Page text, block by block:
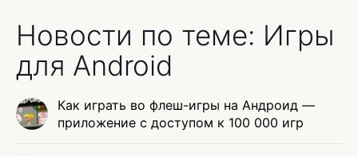
Новости по теме: Игры
для Android
Как играть во флеш-игры на Андроид —
приложение с доступом к 100 000 игр